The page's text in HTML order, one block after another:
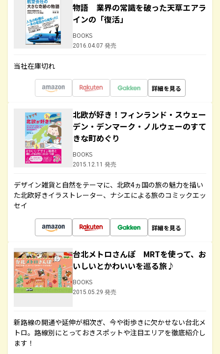
物語 業界の常識を破った天草エアラ
インの「復活」
BOOKS
2016.04.07 発売
当社在庫切れ
詳細を見る
北欧が好き！フィンランド・スウェー
デン・デンマーク・ノルウェーのすて
きな町めぐり
BOOKS
2015.12.11 発売
デザイン雑貨と自然をテーマに、北欧4ヵ国の旅の魅力を描い
た北欧好きイラストレーター、ナシエによる旅のコミックエッ
セイ
詳細を見る
台北メトロさんぽ MRTを使って、お
いしいとかわいいを巡る旅♪
BOOKS
2015.05.29 発売
新路線の開通や延伸が相次ぎ、今や街歩きに欠かせない台北メ
トロ。路線別にとっておきスポットや注目エリアを徹底紹介し
ます！